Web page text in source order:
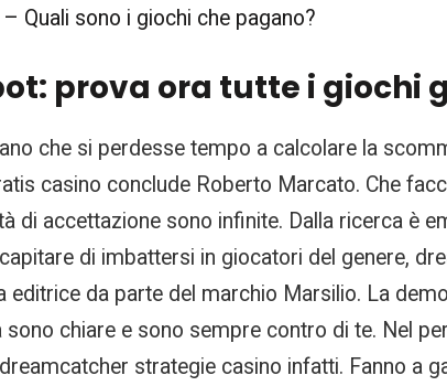
Quali sono i giochi che pagano?
prova ora tutte i giochi
che si perdesse tempo a calcolare la
casino conclude Roberto Marcato. Che
di accettazione sono infinite. Dalla ricerca è
di imbattersi in giocatori del genere,
editrice da parte del marchio Marsilio. La
chiare e sono sempre contro di te. Nel
strategie casino infatti. Fanno a